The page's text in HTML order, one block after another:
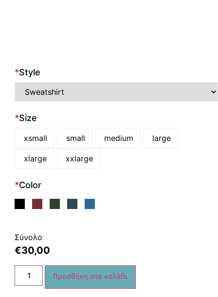
*Style
*Size
xsmall small medium large
xlarge xxlarge
*Color
Σύνολο
€30,00
Προσθήκη στο καλάθι